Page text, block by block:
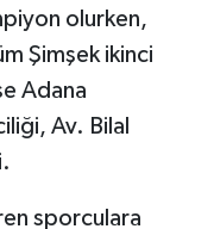
olurken,
Şimşek ikinci
Adana
Av. Bilal
sporculara